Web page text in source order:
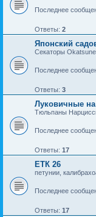
Последнее
Ответы: 2
Японский
Секаторы
Последнее
Ответы: 3
Луковичные
Тюльпаны
Последнее
Ответы: 17
ЕТК 26
петунии,
Последнее
Ответы: 17